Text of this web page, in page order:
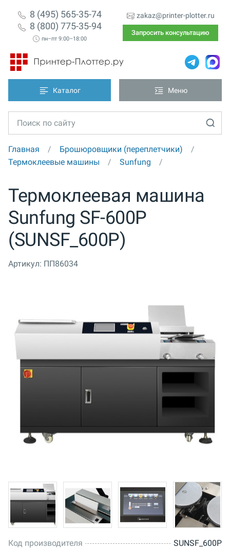
8 (495) 565-35-74
8 (800) 775-35-94
пн–пт 9:00–18:00
zakaz@printer-plotter.ru
Запросить консультацию
Каталог Меню
Главная
Брошюровщики (переплетчики)
Термоклеевые машины
Sunfung
Термоклеевая машина
Sunfung SF-600P
(SUNSF_600P)
Артикул: ПП86034
Код производителя
SUNSF_600P